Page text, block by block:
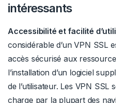
intéressants
Accessibilité et facilité
considérable d’un VPN SSL
accès sécurisé aux
l’installation d’un logiciel
de l’utilisateur. Les VPN
charge par la plupart des